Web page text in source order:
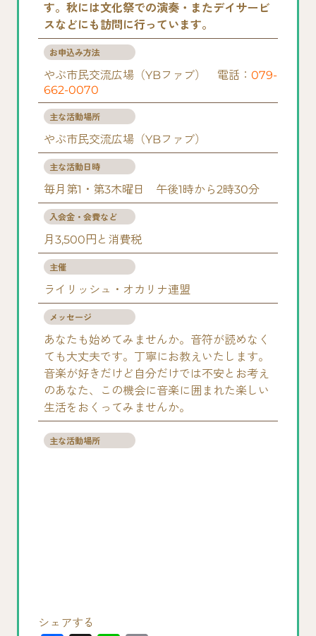
す。秋には文化祭での演奏・またデイサービ
スなどにも訪問に行っています。
お申込み方法
やぶ市民交流広場（YBファブ） 電話：079-
662-0070
主な活動場所
やぶ市民交流広場（YBファブ）
主な活動日時
毎月第1・第3木曜日 午後1時から2時30分
入会金・会費など
月3,500円と消費税
主催
ライリッシュ・オカリナ連盟
メッセージ
あなたも始めてみませんか。音符が読めなく
ても大丈夫です。丁寧にお教えいたします。
音楽が好きだけど自分だけでは不安とお考え
のあなた、この機会に音楽に囲まれた楽しい
生活をおくってみませんか。
主な活動場所
シェアする